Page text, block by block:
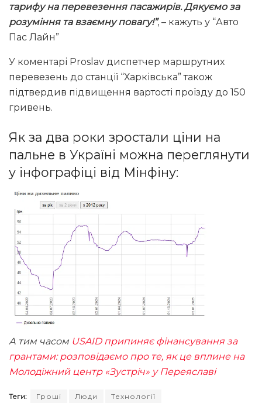
тарифу на перевезення пасажирів. Дякуємо за
розуміння та взаємну повагу!”, – кажуть у “Авто
Пас Лайн”
У коментарі Proslav диспетчер маршрутних
перевезень до станції “Харківська” також
підтвердив підвищення вартості проїзду до 150
гривень.
Як за два роки зростали ціни на
пальне в Україні можна переглянути
у інфографіці від Мінфіну:
А тим часом USAID припиняє фінансування за
грантами: розповідаємо про те, як це вплине на
Молодіжний центр «Зустріч» у Переяславі
Теги: Гроші Люди Технології